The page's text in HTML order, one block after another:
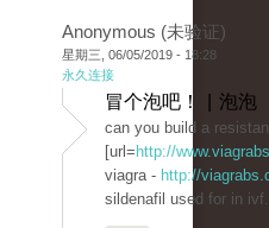
Anonymous (未验证)
星期三, 06/05/2019 - 18:28
永久连接
冒个泡吧！ | 泡泡
can you build a
[url= http://
viagra - http://
sildenafil used for in ivf.